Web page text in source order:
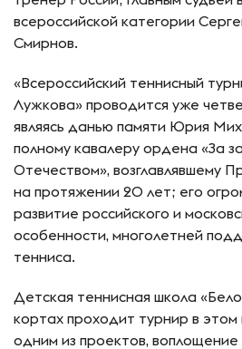
всероссийской категории
Смирнов.
«Всероссийский теннисный
Лужкова» проводится уже
являясь данью памяти Юрия
полному кавалеру ордена «За
Отечеством», возглавлявшему
на протяжении 20 лет; его
развитие российского и
особенности, многолетней
тенниса.
Детская теннисная школа
кортах проходит турнир в этом
одним из проектов,